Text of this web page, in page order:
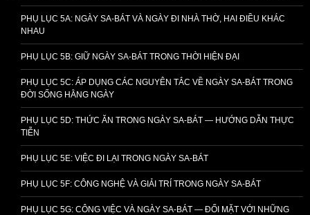
PHỤ LỤC 5A: NGÀY SA-BÁT VÀ NGÀY ĐI NHÀ THỜ, HAI ĐIỀU KHÁC
NHAU
PHỤ LỤC 5B: GIỮ NGÀY SA-BÁT TRONG THỜI HIỆN ĐẠI
PHỤ LỤC 5C: ÁP DỤNG CÁC NGUYÊN TẮC VỀ NGÀY SA-BÁT TRONG
ĐỜI SỐNG HẰNG NGÀY
PHỤ LỤC 5D: THỨC ĂN TRONG NGÀY SA-BÁT — HƯỚNG DẪN THỰC
TIỄN
PHỤ LỤC 5E: VIỆC ĐI LẠI TRONG NGÀY SA-BÁT
PHỤ LỤC 5F: CÔNG NGHỆ VÀ GIẢI TRÍ TRONG NGÀY SA-BÁT
PHỤ LỤC 5G: CÔNG VIỆC VÀ NGÀY SA-BÁT — ĐỐI MẶT VỚI NHỮNG